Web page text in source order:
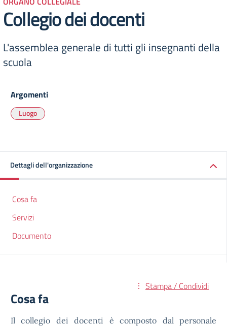
Collegio dei docenti
L'assemblea generale di tutti gli insegnanti della
scuola
Argomenti
Luogo
Dettagli dell'organizzazione
Cosa fa
Servizi
Documento
Stampa / Condividi
Cosa fa
Il collegio dei docenti è composto dal personale